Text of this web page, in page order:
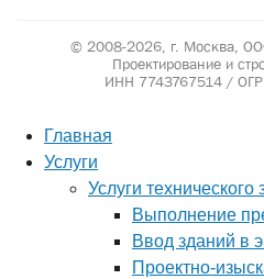
© 2008-2026, г. Москва,
Проектирование и
ИНН 7743767514 /
Главная
Услуги
Услуги технического
Выполнение
Ввод зданий в
Проектно-